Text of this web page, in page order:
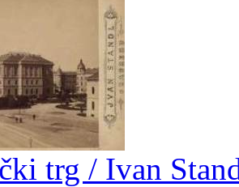
trg / Ivan